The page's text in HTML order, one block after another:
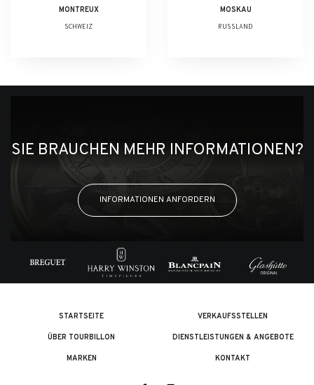
MONTREUX
SCHWEIZ
MOSKAU
RUSSLAND
SIE BRAUCHEN MEHR INFORMATIONEN?
INFORMATIONEN ANFORDERN
STARTSEITE
ÜBER TOURBILLON
MARKEN
VERKAUFSSTELLEN
DIENSTLEISTUNGEN & ANGEBOTE
KONTAKT